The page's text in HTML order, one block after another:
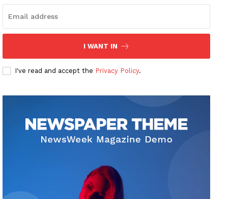
I WANT IN
I've read and accept the Privacy Policy.